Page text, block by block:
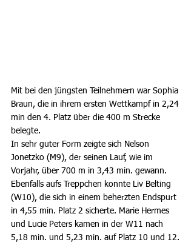
Mit bei den jüngsten Teilnehmern war Sophia
Braun, die in ihrem ersten Wettkampf in 2,24
min den 4. Platz über die 400 m Strecke
belegte.
In sehr guter Form zeigte sich Nelson
Jonetzko (M9), der seinen Lauf, wie im
Vorjahr, über 700 m in 3,43 min. gewann.
Ebenfalls aufs Treppchen konnte Liv Belting
(W10), die sich in einem beherzten Endspurt
in 4,55 min. Platz 2 sicherte. Marie Hermes
und Lucie Peters kamen in der W11 nach
5,18 min. und 5,23 min. auf Platz 10 und 12.